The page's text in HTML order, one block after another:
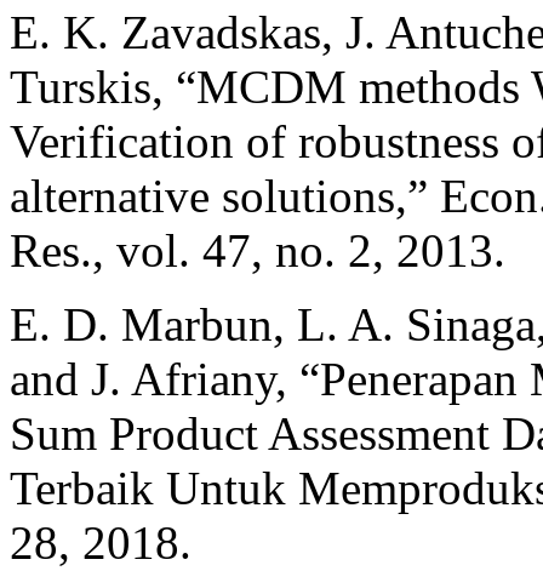
E. K. Zavadskas, J.
Turskis, “MCDM
Verification of robustness
alternative solutions,”
Res., vol. 47, no. 2, 2013.
E. D. Marbun, L. A.
and J. Afriany,
Sum Product Assessment
Terbaik Untuk
28, 2018.